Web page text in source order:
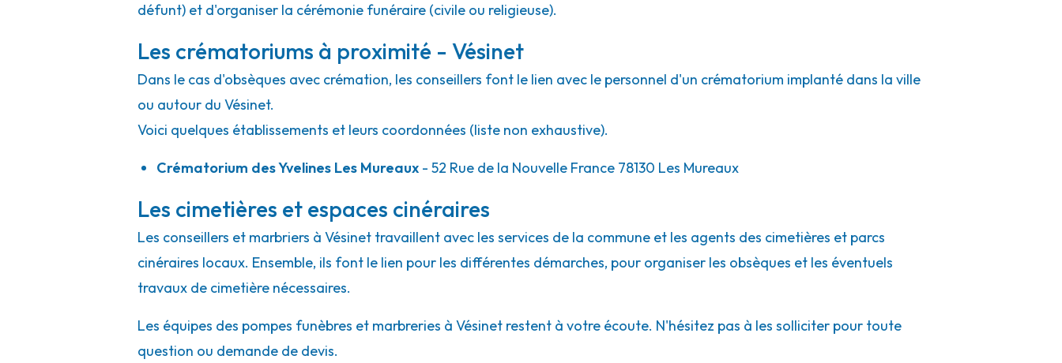
défunt) et d'organiser la cérémonie funéraire (civile ou religieuse).
Les crématoriums à proximité - Vésinet
Dans le cas d'obsèques avec crémation, les conseillers font le lien avec le personnel d'un crématorium implanté dans la ville
ou autour du Vésinet.
Voici quelques établissements et leurs coordonnées (liste non exhaustive).
Crématorium des Yvelines Les Mureaux - 52 Rue de la Nouvelle France 78130 Les Mureaux
Les cimetières et espaces cinéraires
Les conseillers et marbriers à Vésinet travaillent avec les services de la commune et les agents des cimetières et parcs
cinéraires locaux. Ensemble, ils font le lien pour les différentes démarches, pour organiser les obsèques et les éventuels
travaux de cimetière nécessaires.
Les équipes des pompes funèbres et marbreries à Vésinet restent à votre écoute. N'hésitez pas à les solliciter pour toute
question ou demande de devis.